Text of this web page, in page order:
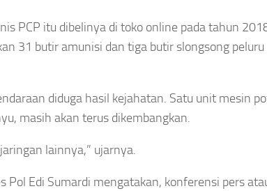
PCP itu dibelinya di toko online pada tahun
31 butir amunisi dan tiga butir slongsong
diduga hasil kejahatan. Satu unit mesin
masih akan terus dikembangkan.
lainnya,” ujarnya.
Pol Edi Sumardi mengatakan, konferensi pers